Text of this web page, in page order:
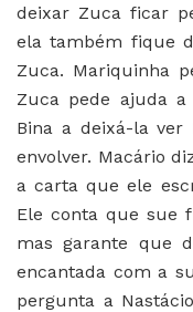
deixar Zuca ficar
ela também fique
Zuca. Mariquinha
Zuca pede ajuda a
Bina a deixá-la
envolver. Macário
a carta que ele
Ele conta que sue
mas garante que
encantada com a
pergunta a